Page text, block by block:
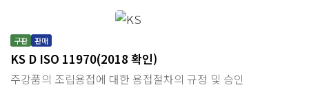
구판 판매
KS D ISO 11970(2018 확인)
주강품의 조립용접에 대한 용접절차의 규정 및 승인